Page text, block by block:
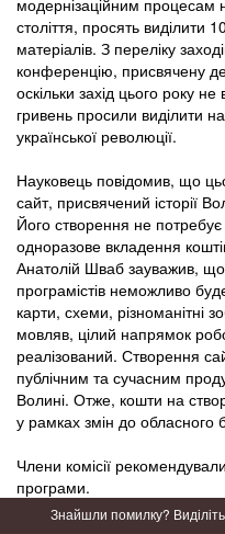
століття, просять виділити
матеріалів. З переліку
конференцію, присвячену
оскільки захід цього року
гривень просили виділити
української революції.
Науковець повідомив, що
сайт, присвячений історії
Його створення не
одноразове вкладення
Анатолій Шваб зауважив, що
програмістів неможливо
карти, схеми, різноманітні
мовляв, цілий напрямок
реалізований. Створення
публічним та сучасним
Волині. Отже, кошти на
у рамках змін до обласного
Члени комісії
програми.
Знайшли помилку? Виділіть